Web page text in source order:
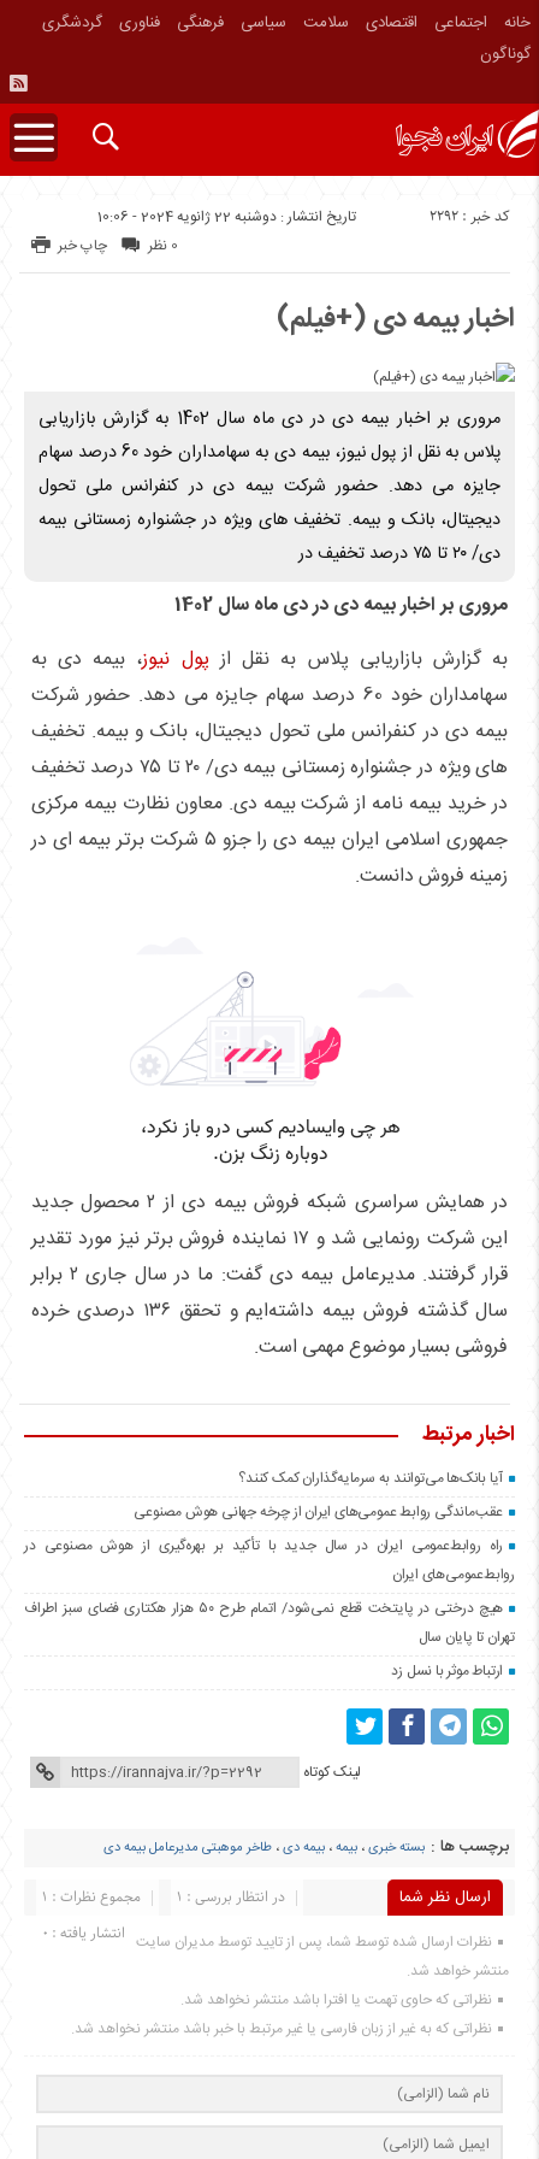
خانه اجتماعی اقتصادی سلامت سیاسی فرهنگی فناوری
گردشگری
گوناگون
تاریخ انتشار : دوشنبه 22 ژانویه 2024 - 10:06 کد خبر : 2292
چاپ خبر 0 نظر
اخبار بیمه دی (+فیلم)
مروری بر اخبار بیمه دی در دی ماه سال 1402 به گزارش بازاریابی
پلاس به نقل از پول نیوز، بیمه دی به سهامداران خود 60 درصد سهام
جایزه می دهد. حضور شرکت بیمه دی در کنفرانس ملی تحول
دیجیتال، بانک و بیمه. تخفیف های ویژه در جشنواره زمستانی بیمه
دی/ ۲۰ تا ۷۵ درصد تخفیف در
مروری بر اخبار بیمه دی در دی ماه سال 1402
به گزارش بازاریابی پلاس به نقل از پول نیوز، بیمه دی به
سهامداران خود 60 درصد سهام جایزه می دهد. حضور شرکت
بیمه دی در کنفرانس ملی تحول دیجیتال، بانک و بیمه. تخفیف
های ویژه در جشنواره زمستانی بیمه دی/ ۲۰ تا ۷۵ درصد تخفیف
در خرید بیمه نامه از شرکت بیمه دی. معاون نظارت بیمه مرکزی
جمهوری اسلامی ایران بیمه دی را جزو ۵ شرکت برتر بیمه ای در
زمینه فروش دانست.
در همایش سراسری شبکه فروش بیمه دی از ۲ محصول جدید
این شرکت رونمایی شد و ۱۷ نماینده فروش برتر نیز مورد تقدیر
قرار گرفتند. مدیرعامل بیمه دی گفت: ما در سال جاری ۲ برابر
سال گذشته فروش بیمه داشته‌ایم و تحقق ۱۳۶ درصدی خرده
فروشی بسیار موضوع مهمی است.
اخبار مرتبط
آیا بانک‌ها می‌توانند به سرمایه‌گذاران کمک کنند؟
عقب‌ماندگی روابط عمومی‌های ایران از چرخه جهانی هوش مصنوعی
راه روابط‌عمومی ایران در سال جدید با تأکید بر بهره‌گیری از هوش مصنوعی در
روابط‌عمومی‌های ایران
هیچ درختی در پایتخت قطع نمی‌شود/ اتمام طرح ۵۰ هزار هکتاری فضای سبز اطراف
تهران تا پایان سال
ارتباط موثر با نسل زد
لینک کوتاه
برچسب ها : بسته خبری، بیمه، بیمه دی، طاخر موهبتی مدیرعامل بیمه دی
ارسال نظر شما مجموع نظرات : 1
در انتظار بررسی : 1
انتشار یافته : 0 نظرات ارسال شده توسط شما، پس از تایید توسط مدیران سایت
منتشر خواهد شد.
نظراتی که حاوی تهمت یا افترا باشد منتشر نخواهد شد.
نظراتی که به غیر از زبان فارسی یا غیر مرتبط با خبر باشد منتشر نخواهد شد.